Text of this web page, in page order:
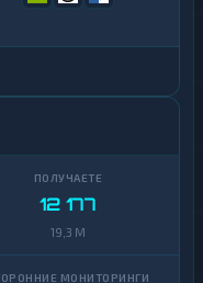
12 177
19,3 M